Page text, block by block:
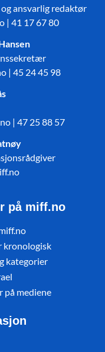
ansvarlig redaktør
| 41 17 67 80
| 45 24 45 98
| 47 25 88 57
på miff.no
kronologisk
kategorier
på mediene